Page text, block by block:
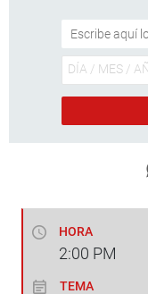
HORA
2:00 PM
TEMA